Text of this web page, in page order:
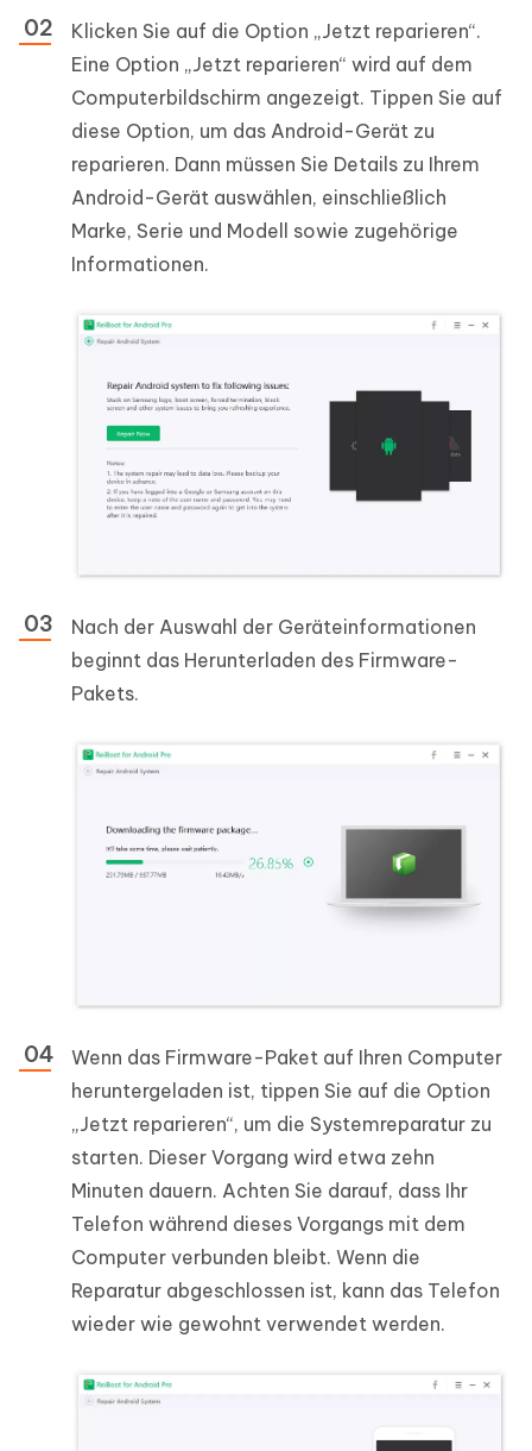
Klicken Sie auf die Option „Jetzt reparieren“.
Eine Option „Jetzt reparieren“ wird auf dem
Computerbildschirm angezeigt. Tippen Sie auf
diese Option, um das Android-Gerät zu
reparieren. Dann müssen Sie Details zu Ihrem
Android-Gerät auswählen, einschließlich
Marke, Serie und Modell sowie zugehörige
Informationen.
Nach der Auswahl der Geräteinformationen
beginnt das Herunterladen des Firmware-
Pakets.
Wenn das Firmware-Paket auf Ihren Computer
heruntergeladen ist, tippen Sie auf die Option
„Jetzt reparieren“, um die Systemreparatur zu
starten. Dieser Vorgang wird etwa zehn
Minuten dauern. Achten Sie darauf, dass Ihr
Telefon während dieses Vorgangs mit dem
Computer verbunden bleibt. Wenn die
Reparatur abgeschlossen ist, kann das Telefon
wieder wie gewohnt verwendet werden.